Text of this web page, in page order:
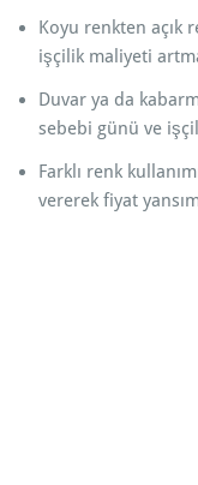
Koyu renkten açık
işçilik maliyeti
Duvar ya da
sebebi günü ve
Farklı renk
vererek fiyat